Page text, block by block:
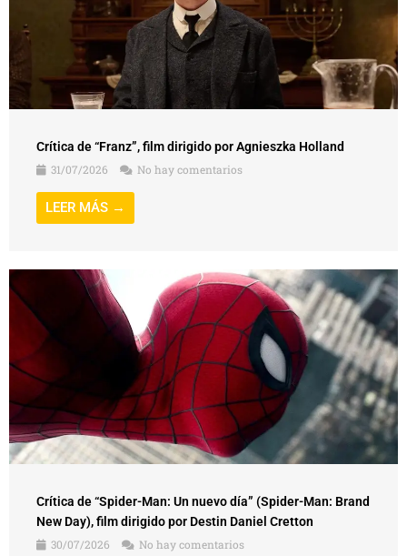
Crítica de “Franz”, film dirigido por Agnieszka Holland
31/07/2026
No hay comentarios
LEER MÁS →
Crítica de “Spider-Man: Un nuevo día” (Spider-Man: Brand
New Day), film dirigido por Destin Daniel Cretton
30/07/2026
No hay comentarios